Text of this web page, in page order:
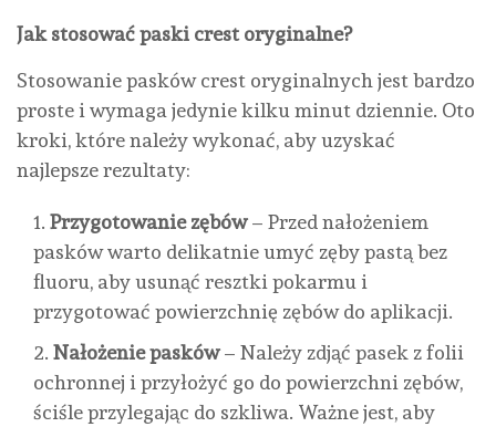
Jak stosować paski crest oryginalne?
Stosowanie pasków crest oryginalnych jest bardzo
proste i wymaga jedynie kilku minut dziennie. Oto
kroki, które należy wykonać, aby uzyskać
najlepsze rezultaty:
Przygotowanie zębów– Przed nałożeniem
pasków warto delikatnie umyć zęby pastą bez
fluoru, aby usunąć resztki pokarmu i
przygotować powierzchnię zębów do aplikacji.
Nałożenie pasków– Należy zdjąć pasek z folii
ochronnej i przyłożyć go do powierzchni zębów,
ściśle przylegając do szkliwa. Ważne jest, aby